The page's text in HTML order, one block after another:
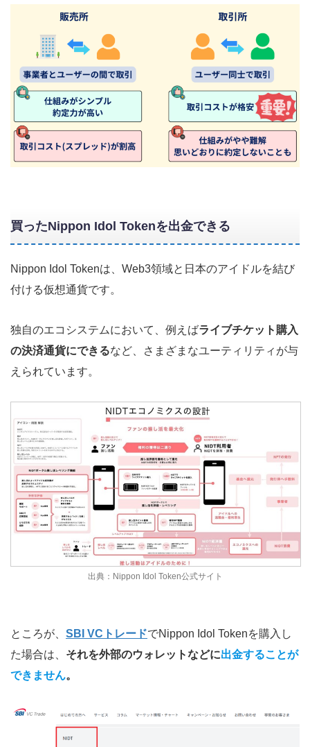
買ったNippon Idol Tokenを出金できる
Nippon Idol Tokenは、Web3領域と日本のアイドルを結び
付ける仮想通貨です。
独自のエコシステムにおいて、例えばライブチケット購入
の決済通貨にできるなど、さまざまなユーティリティが与
えられています。
出典：Nippon Idol Token公式サイト
ところが、 SBI VCトレードでNippon Idol Tokenを購入し
た場合は、 それを外部のウォレットなどに出金することが
できません。